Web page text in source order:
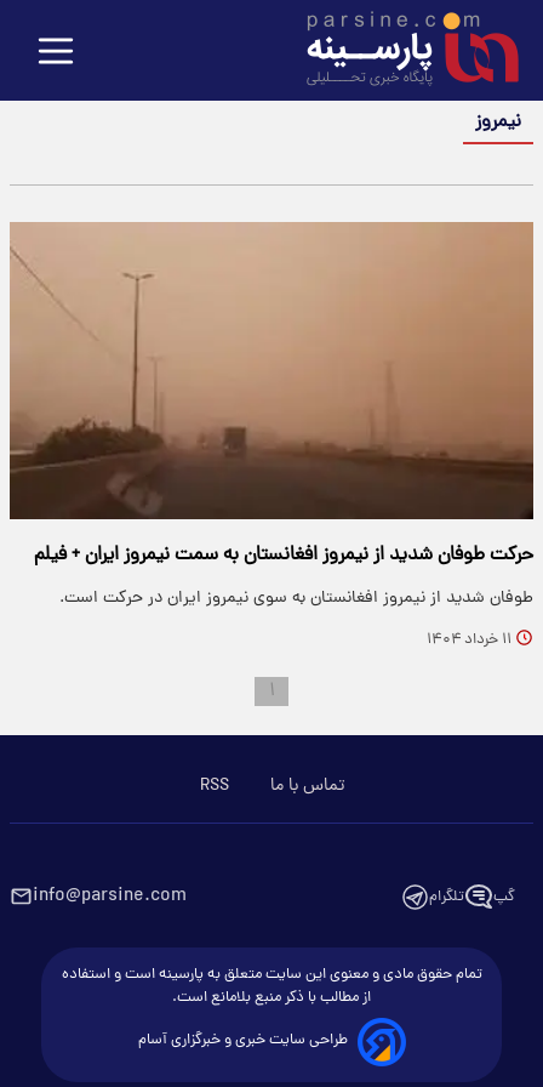
نیمروز
حرکت طوفان شدید از نیمروز افغانستان به سمت نیمروز ایران + فیلم
طوفان شدید از نیمروز افغانستان به سوی نیمروز ایران در حرکت است.
۱۱ خرداد ۱۴۰۴
۱
تماس با ما RSS
گپ تلگرام info@parsine.com
تمام حقوق مادی و معنوی این سایت متعلق به پارسینه است و استفاده
از مطالب با ذکر منبع بلامانع است.
طراحی سایت خبری و خبرگزاری آسام